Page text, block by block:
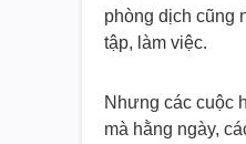
phòng dịch cũng
tập, làm việc.
Nhưng các cuộc
mà hằng ngày,